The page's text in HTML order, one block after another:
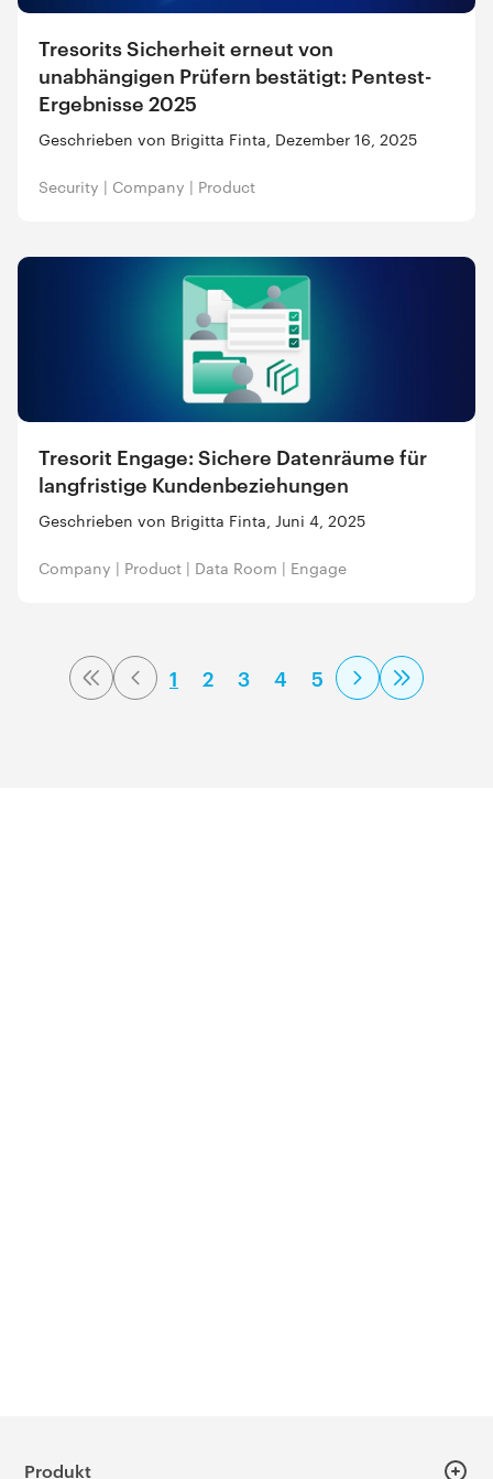
Tresorits Sicherheit erneut von
unabhängigen Prüfern bestätigt: Pentest-
Ergebnisse 2025
Geschrieben von Brigitta Finta, Dezember 16, 2025
Security | Company | Product
Tresorit Engage: Sichere Datenräume für
langfristige Kundenbeziehungen
Geschrieben von Brigitta Finta, Juni 4, 2025
Company | Product | Data Room | Engage
1 2 3 4 5
Produkt